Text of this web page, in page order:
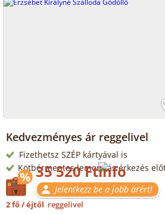
Kedvezményes ár reggelivel
Fizethetsz SZÉP kártyával is
Kötbérmentes lemondás érkezés
35 520 Ft
Jelentkezz be a jobb árért!
2 fő / éjtől reggelivel